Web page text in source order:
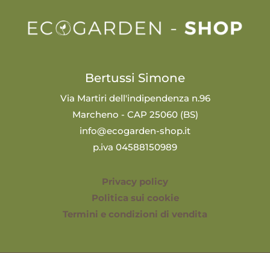
Bertussi Simone
Via Martiri dell'indipendenza n.96
Marcheno - CAP 25060 (BS)
info@ecogarden-shop.it
p.iva 04588150989
Privacy policy
Politica sui cookie
Termini e condizioni di vendita